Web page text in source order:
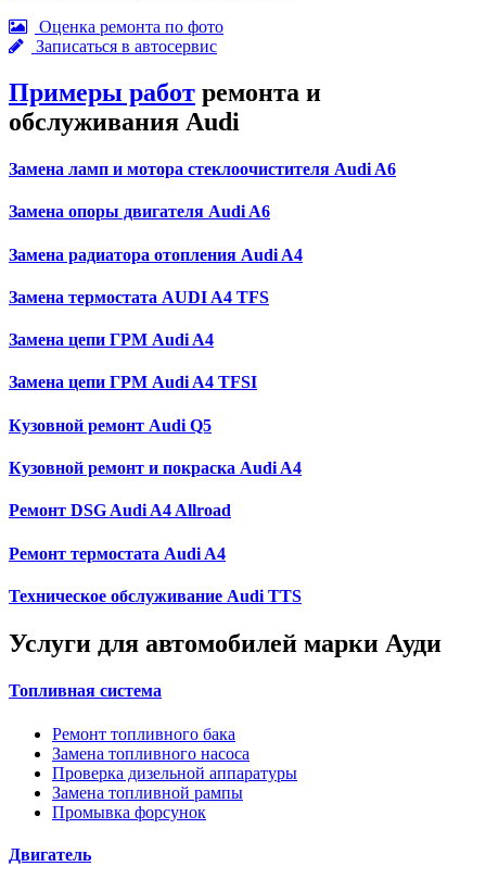
Оценка ремонта по фото
Записаться в автосервис
Примеры работ ремонта и
обслуживания Audi
Замена ламп и мотора стеклоочистителя Audi A6
Замена опоры двигателя Audi A6
Замена радиатора отопления Audi A4
Замена термостата AUDI A4 TFS
Замена цепи ГРМ Audi A4
Замена цепи ГРМ Audi A4 TFSI
Кузовной ремонт Audi Q5
Кузовной ремонт и покраска Audi A4
Ремонт DSG Audi A4 Allroad
Ремонт термостата Audi A4
Техническое обслуживание Audi TTS
Услуги для автомобилей марки Ауди
Топливная система
Ремонт топливного бака
Замена топливного насоса
Проверка дизельной аппаратуры
Замена топливной рампы
Промывка форсунок
Двигатель